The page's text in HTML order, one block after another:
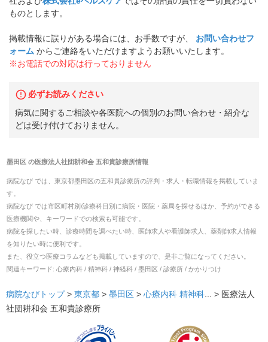
ものとします。
掲載情報に誤りがある場合には、お手数ですが、
お問い合わせフ
ォーム からご連絡をいただけますようお願いいたします。
※お電話での対応は行っておりません
必ずお読みください
病気に関するご相談や各医院への個別のお問い合わせ・紹介な
どは受け付けておりません。
墨田区の医療法人社団耕和会 五和貴診療所情報
病院なび では、 東京都墨田区の五和貴診療所の評判・求人・転職情報を掲載していま
す。
病院なび では市区町村別/診療科目別に病院・医院・薬局を探せるほか、予約ができる
医療機関や、キーワードでの検索も可能です。
病院を探したい時、診療時間を調べたい時、医師求人や看護師求人、薬剤師求人情報
を知りたい時に便利です。
また、役立つ医療コラムなども掲載していますので、是非ご覧になってください。
関連キーワード: 心療内科 / 精神科 / 神経科 / 墨田区 / 診療所 / かかりつけ
病院なびトップ > 東京都 > 墨田区 > 心療内科 精神科... > 医療法人
社団耕和会 五和貴診療所